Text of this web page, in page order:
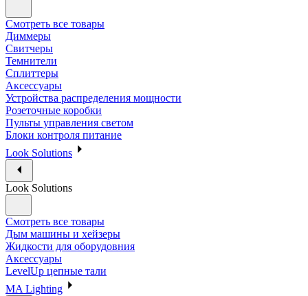
Смотреть все товары
Диммеры
Свитчеры
Темнители
Сплиттеры
Аксессуары
Устройства распределения мощности
Розеточные коробки
Пульты управления светом
Блоки контроля питание
Look Solutions
Look Solutions
Смотреть все товары
Дым машины и хейзеры
Жидкости для оборудовния
Аксессуары
LevelUp цепные тали
MA Lighting